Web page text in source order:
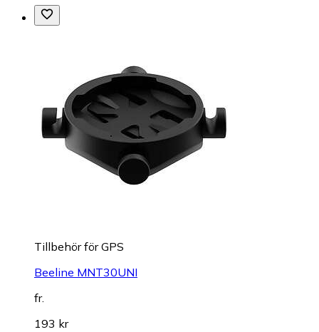
Tillbehör för GPS
Beeline MNT30UNI
fr.
193 kr